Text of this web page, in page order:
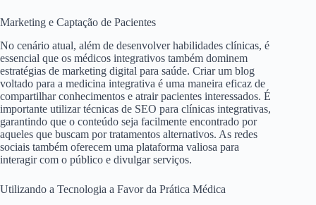
Marketing e Captação de Pacientes
No cenário atual, além de desenvolver habilidades clínicas, é
essencial que os médicos integrativos também dominem
estratégias de marketing digital para saúde. Criar um blog
voltado para a medicina integrativa é uma maneira eficaz de
compartilhar conhecimentos e atrair pacientes interessados. É
importante utilizar técnicas de SEO para clínicas integrativas,
garantindo que o conteúdo seja facilmente encontrado por
aqueles que buscam por tratamentos alternativos. As redes
sociais também oferecem uma plataforma valiosa para
interagir com o público e divulgar serviços.
Utilizando a Tecnologia a Favor da Prática Médica